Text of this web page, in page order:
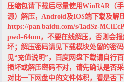
压缩包请下载后尽量使用WinRAR（
源）解压，Android及IOS端下载及解
https://pan.baidu.com/s/1adSz-
pwd=64um，不要在线解压，否则会
坏；解压密码请见下载模块处留的密
见“充值说明”，百度网盘下载请自行
损坏或解压密码不对，请先确认是否
对比一下网盘中的文件体积，看是否